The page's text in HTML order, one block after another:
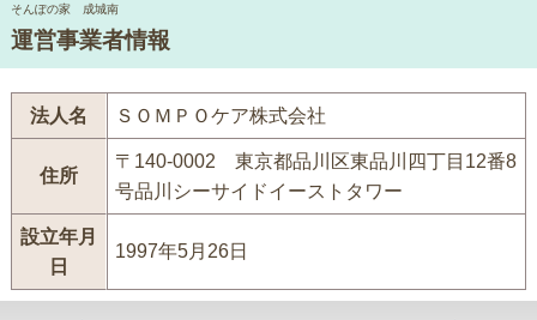
そんぽの家 成城南
運営事業者情報
法人名 ＳＯＭＰＯケア株式会社
住所
〒140-0002 東京都品川区東品川四丁目12番8
号品川シーサイドイーストタワー
設立年月
日
1997年5月26日